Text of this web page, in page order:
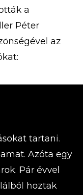
a
Péter
az
tartani.
Azóta egy
Pár évvel
hoztak